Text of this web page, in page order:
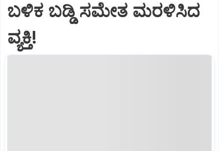
ಬಳಿಕ ಬಡ್ಡಿ ಸಮೇತ ಮರಳಿಸಿದ
ವ್ಯಕ್ತಿ!